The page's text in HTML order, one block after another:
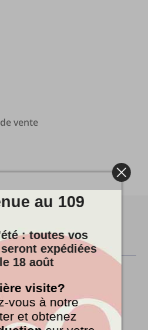
vente
Cent9
au 109
: toutes vos
expédiées
18 août
visite?
vous à notre
et obtenez